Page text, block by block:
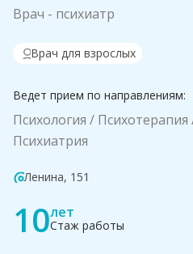
Врач - психиатр
Врач для взрослых
Ведет прием по направлениям:
Психология Психотерапия
Психиатрия
Ленина, 151
10лет
Стаж работы